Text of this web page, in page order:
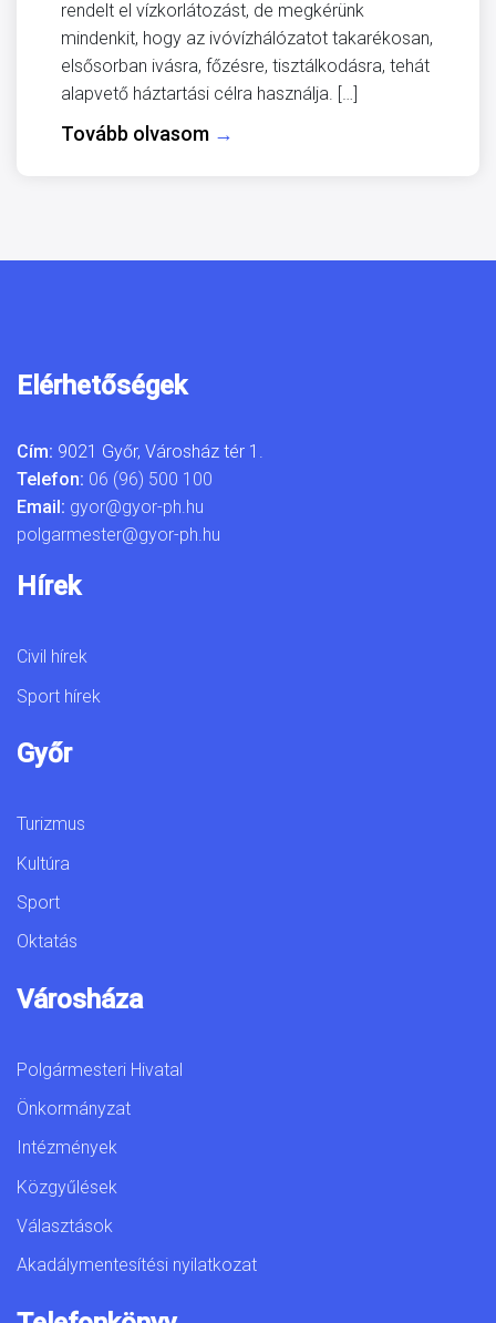
rendelt el vízkorlátozást, de megkérünk
mindenkit, hogy az ivóvízhálózatot takarékosan,
elsősorban ivásra, főzésre, tisztálkodásra, tehát
alapvető háztartási célra használja. […]
Tovább olvasom →
Elérhetőségek
Cím: 9021 Győr, Városház tér 1.
Telefon: 06 (96) 500 100
Email: gyor@gyor-ph.hu
polgarmester@gyor-ph.hu
Hírek
Civil hírek
Sport hírek
Győr
Turizmus
Kultúra
Sport
Oktatás
Városháza
Polgármesteri Hivatal
Önkormányzat
Intézmények
Közgyűlések
Választások
Akadálymentesítési nyilatkozat